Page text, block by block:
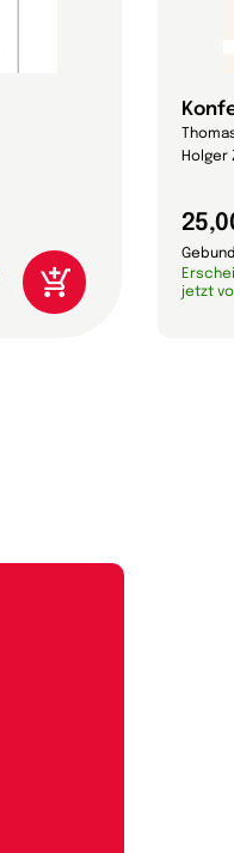
Holger
jetzt